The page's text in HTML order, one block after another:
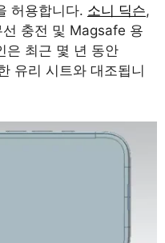
허용합니다. 소니 딕슨,
충전 및 Magsafe 용
은 최근 몇 년 동안
유리 시트와 대조됩니